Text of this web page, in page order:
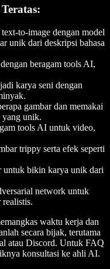
to-image dengan model
unik dari deskripsi bahasa
beragam tools AI,
karya seni dengan
gambar dan memakai
yang unik.
tools AI untuk video,
trippy serta efek seperti
untuk bikin karya unik dari
network untuk
realistis.
waktu kerja dan
secara bijak, terutama
atau Discord. Untuk FAQ
konsultasi ke ahli AI.